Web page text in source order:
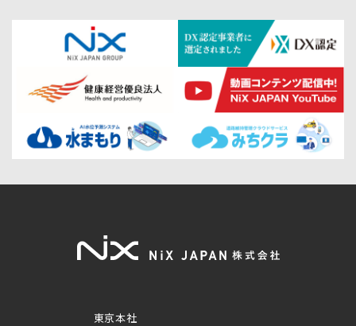
東京本社